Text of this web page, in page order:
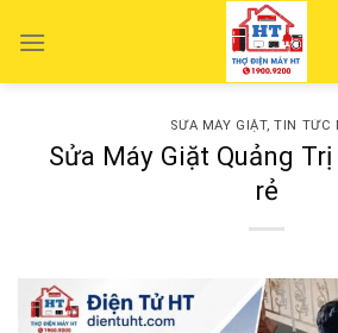
SỬA MÁY GIẶT,TIN TỨC
Sửa Máy Giặt Quảng
rẻ